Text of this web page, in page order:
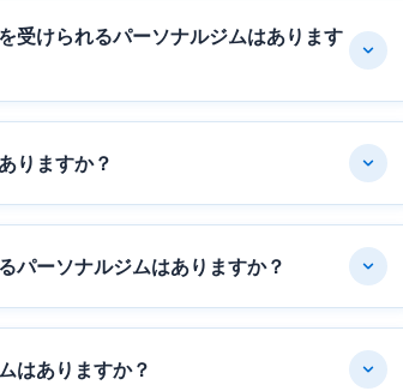
受けられるパーソナルジムはあります
りますか？
パーソナルジムはありますか？
はありますか？